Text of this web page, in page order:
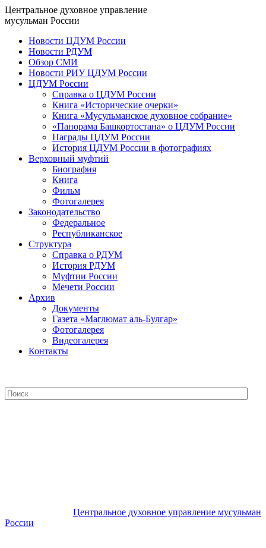
Центральное духовное управление
мусульман России
Новости ЦДУМ России
Новости РДУМ
Обзор СМИ
Новости РИУ ЦДУМ России
ЦДУМ России
Справка о ЦДУМ России
Книга «Исторические очерки»
Книга «Мусульманское духовное собрание»
«Панорама Башкортостана» о ЦДУМ России
Награды ЦДУМ России
История ЦДУМ России в фотографиях
Верховный муфтий
Биография
Книга
Фильм
Фотогалерея
Законодательство
Федеральное
Республиканское
Структура
Справка о РДУМ
История РДУМ
Муфтии России
Мечети России
Архив
Документы
Газета «Маглюмат аль-Булгар»
Фотогалерея
Видеогалерея
Контакты
Центральное духовное управление мусульман
России